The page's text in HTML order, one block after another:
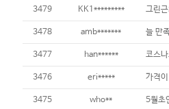
3479 KK1*********
3478 amb******* 늘 만
3477 han******
3476 eri***** 가격
3475 who**